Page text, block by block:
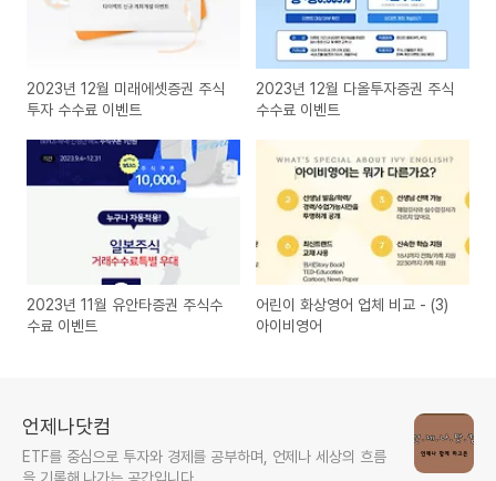
2023년 12월 미래에셋증권 주식
투자 수수료 이벤트
2023년 12월 다올투자증권 주식
수수료 이벤트
2023년 11월 유안타증권 주식수
수료 이벤트
어린이 화상영어 업체 비교 - (3)
아이비영어
언제나닷컴
ETF를 중심으로 투자와 경제를 공부하며, 언제나 세상의 흐름